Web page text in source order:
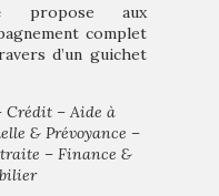
propose aux
complet
d’un guichet
– Aide à
& Prévoyance –
– Finance &